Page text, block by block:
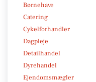
Børnehave
Catering
Cykelforhandler
Dagpleje
Detailhandel
Dyrehandel
Ejendomsmægler